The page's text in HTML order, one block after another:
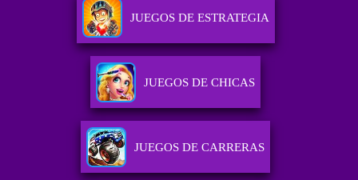
JUEGOS DE ESTRATEGIA
JUEGOS DE CHICAS
JUEGOS DE CARRERAS